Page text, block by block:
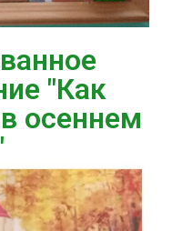
"Как
осеннем